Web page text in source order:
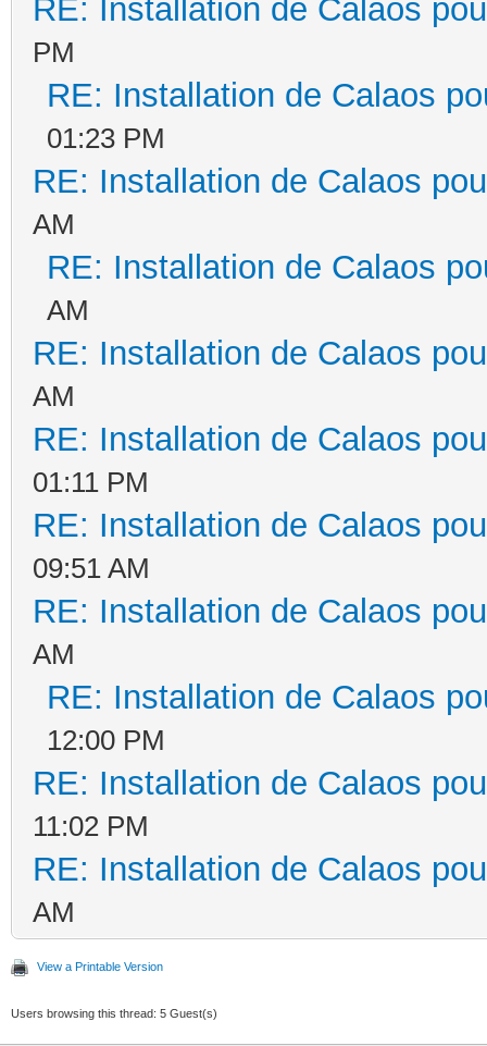
RE: Installation de Calaos
PM
RE: Installation de Calaos
01:23 PM
RE: Installation de Calaos
AM
RE: Installation de Calaos
AM
RE: Installation de Calaos
AM
RE: Installation de Calaos
01:11 PM
RE: Installation de Calaos
09:51 AM
RE: Installation de Calaos
AM
RE: Installation de Calaos
12:00 PM
RE: Installation de Calaos
11:02 PM
RE: Installation de Calaos
AM
View a Printable Version
Users browsing this thread: 5 Guest(s)